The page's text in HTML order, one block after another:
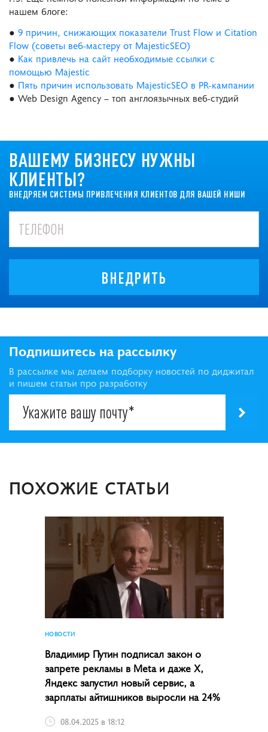
нашем блоге:
● 9 причин, снижающих показатели Trust Flow и Citation
Flow (советы веб-мастеру от MajesticSEO)
● Как привлечь на сайт необходимые ссылки с
помощью Majestic
● Пять причин использовать MajesticSEO в PR-кампании
● Web Design Agency – топ англоязычных веб-студий
ВАШЕМУ БИЗНЕСУ НУЖНЫ
КЛИЕНТЫ?
ВНЕДРЯЕМ СИСТЕМЫ ПРИВЛЕЧЕНИЯ КЛИЕНТОВ ДЛЯ ВАШЕЙ НИШИ
ВНЕДРИТЬ
Подпишитесь на рассылку
В рассылке мы делаем подборку новостей по диджитал
и пишем статьи про разработку
ПОХОЖИЕ СТАТЬИ
НОВОСТИ
Владимир Путин подписал закон о
запрете рекламы в Meta и даже X,
Яндекс запустил новый сервис, а
зарплаты айтишников выросли на 24%
08.04.2025 в 18:12